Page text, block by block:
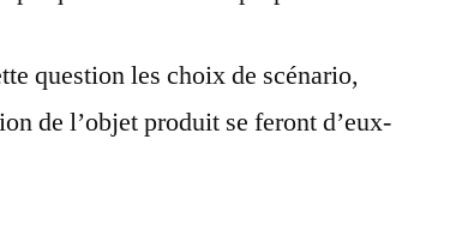
question les choix de scénario,
de l’objet produit se feront d’eux-